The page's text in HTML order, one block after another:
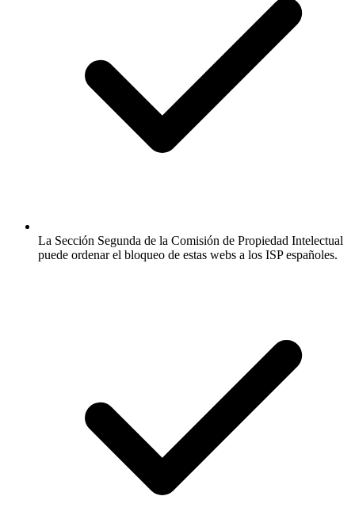
La Sección Segunda de la Comisión de Propiedad Intelectual
puede ordenar el bloqueo de estas webs a los ISP españoles.